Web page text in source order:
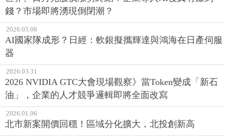
錢？市場即將湧現倒閉潮？
2026.05.08
AI國家隊成形？日經：軟銀擬攜輝達與鴻海在日產伺服
器
2026.03.31
2026 NVIDIA GTC大會現場觀察》當Token變成「新石
油」，企業的人才競爭邏輯即將全面改寫
2026.01.06
北市新案開價回穩！區域分化擴大，北投創新高